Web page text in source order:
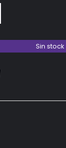
Sin stock